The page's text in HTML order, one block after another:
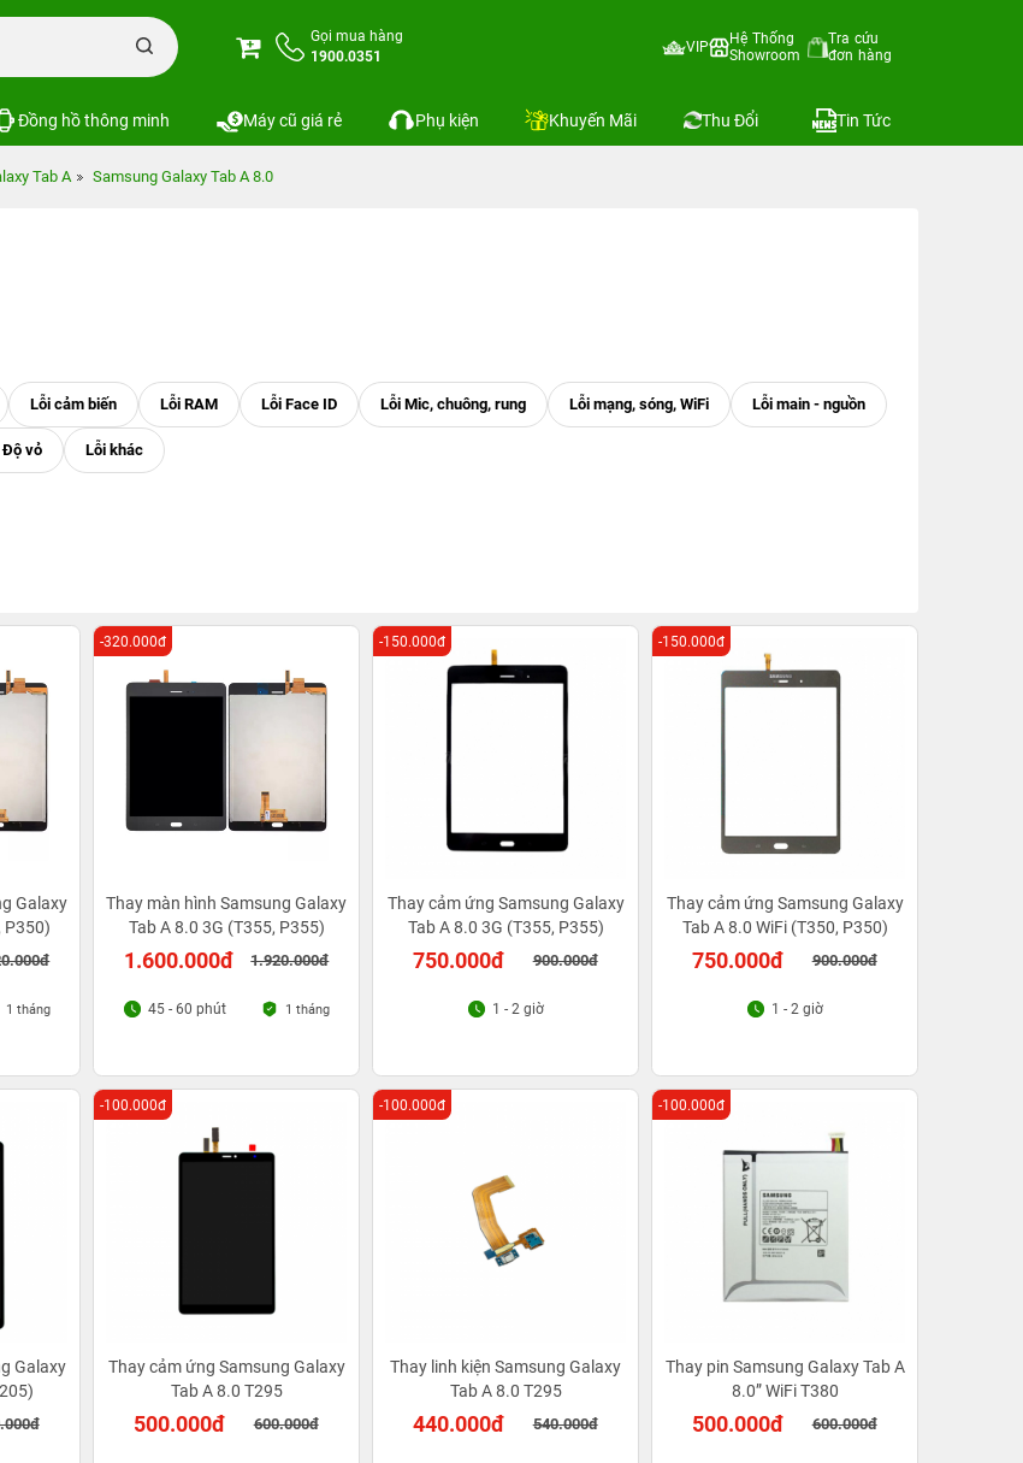
Gọi mua hàng
1900.0351
VIP
Hệ Thống
Showroom
Tra cứu
đơn hàng
Đồng hồ thông minh Máy cũ giá rẻ Phụ kiện Khuyến Mãi Thu Đổi Tin Tức
Tab A Samsung Galaxy Tab A 8.0
Galaxy
P350)
1 tháng
Thay màn hình Samsung Galaxy
Tab A 8.0 3G (T355, P355)
1.600.000đ 1.920.000đ
-320.000đ
45 - 60 phút 1 tháng
Thay cảm ứng Samsung Galaxy
Tab A 8.0 3G (T355, P355)
750.000đ 900.000đ
-150.000đ
1 - 2 giờ
Thay cảm ứng Samsung Galaxy
Tab A 8.0 WiFi (T350, P350)
750.000đ 900.000đ
-150.000đ
1 - 2 giờ
Galaxy
Thay cảm ứng Samsung Galaxy
Tab A 8.0 T295
500.000đ 600.000đ
-100.000đ
Thay linh kiện Samsung Galaxy
Tab A 8.0 T295
440.000đ 540.000đ
-100.000đ
Thay pin Samsung Galaxy Tab A
8.0” WiFi T380
500.000đ 600.000đ
-100.000đ